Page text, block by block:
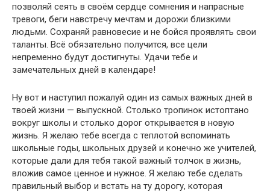
позволяй сеять в своём сердце сомнения и напрасные
тревоги, беги навстречу мечтам и дорожи близкими
людьми. Сохраняй равновесие и не бойся проявлять свои
таланты. Всё обязательно получится, все цели
непременно будут достигнуты. Удачи тебе и
замечательных дней в календаре!
Ну вот и наступил пожалуй один из самых важных дней в
твоей жизни — выпускной. Столько тропинок истоптано
вокруг школы и столько дорог открывается в новую
жизнь. Я желаю тебе всегда с теплотой вспоминать
школьные годы, школьных друзей и конечно же учителей,
которые дали для тебя такой важный толчок в жизнь,
вложив самое ценное и нужное. Я желаю тебе сделать
правильный выбор и встать на ту дорогу, которая